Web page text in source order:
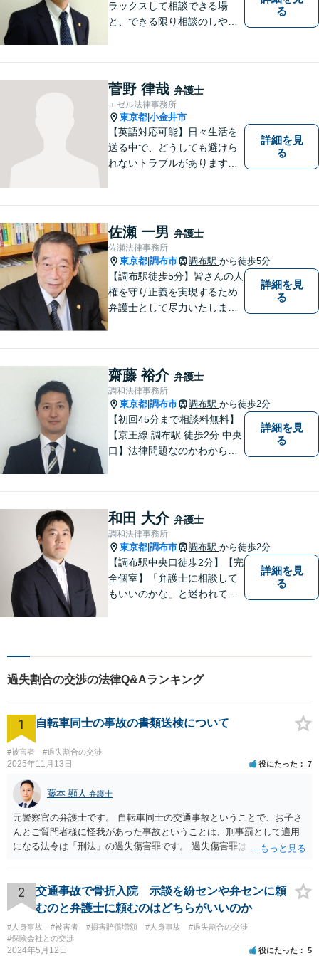
ラックスして相談できる場
と、できる限り相談のしやす
ください。 ご相談・ご依頼い
ただいた際には、精一杯サポ
ートいたします。
る
菅野 律哉 弁護士
エゼル法律事務所
東京都 小金井市
【英語対応可能】日々生活を
送る中で、どうしても避けら
れないトラブルがあります。
かどうかを一緒に考えていき
ます。 まずはお気軽にご相談
ください。
詳細を見
る
佐瀬 一男 弁護士
佐瀬法律事務所
東京都 調布市 調布駅 から徒歩5分
【調布駅徒歩5分】皆さんの人
権を守り正義を実現するため
弁護士として尽力いたしま
詳細を見
る
齋藤 裕介 弁護士
調和法律事務所
東京都 調布市 調布駅 から徒歩2分
【初回45分まで相談料無料】
【京王線 調布駅 徒歩2分 中央
口】法律問題なのかわからな
能です。 おひとりで悩まず、
まずはご相談ください。
詳細を見
る
和田 大介 弁護士
調和法律事務所
東京都 調布市 調布駅 から徒歩2分
【調布駅中央口徒歩2分】【完
全個室】「弁護士に相談して
もいいのかな」と迷われてい
安」を「安心」に変えられる
よう尽力いたします。
詳細を見
る
過失割合の交渉の法律Q&Aランキング
1 自転車同士の事故の書類送検について
#被害者 #過失割合の交渉
2025年11月13日 役にたった 7
藤本 顯人 弁護士
元警察官の弁護士です。 自転車同士の交通事故ということで、お子さ
んとご質問者様に怪我があった事故ということは、刑事罰として適用
になる法令は「刑法」の過失傷害罪です。 過失傷害罪は、親告罪と言
とは異なるものです。 今回の事故で、ご質問者様は、相手方を処罰し
たいということで、ご自身の怪我とお子さんの怪我について、過失傷
害として、告訴状を警察に出したものと思います。それであれば、相
手方については処罰されます。 他方で、怪我のない相手方は、自らの
怪我についての告訴については、相手方がご質問者様に対してするこ
とはできません。また、お子さんやご質問者様の怪我についての告訴
2
交通事故で骨折入院 示談を紛センや弁センに頼
むのと弁護士に頼むのはどちらがいいのか
#人身事故 #被害者 #損害賠償増額 #人身事故
#過失割合の交渉
#保険会社との交渉
2024年5月12日 役にたった 5